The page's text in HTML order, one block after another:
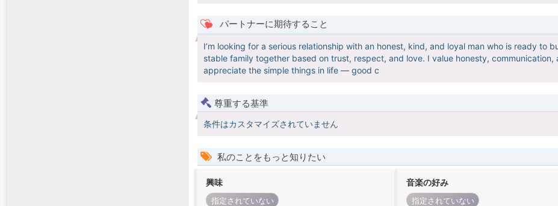
パートナーに期待すること
I’m looking for a serious relationship with an honest, kind, and loyal man who is ready to
stable family together based on trust, respect, and love. I value honesty,
appreciate the simple things in life — good c
尊重する基準
条件はカスタマイズされていません
私のことをもっと知りたい
興味
指定されていない
音楽の好み
指定されていない